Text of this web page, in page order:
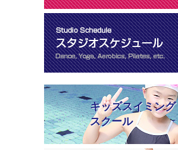
キッズスイミング
スクール